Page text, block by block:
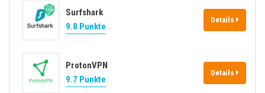
Surfshark
9.8 Punkte
Details
ProtonVPN
9.7 Punkte
Details